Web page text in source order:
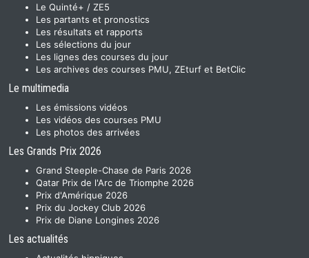
Le Quinté+ / ZE5
Les partants et pronostics
Les résultats et rapports
Les sélections du jour
Les lignes des courses du jour
Les archives des courses PMU, ZEturf et BetClic
Le multimedia
Les émissions vidéos
Les vidéos des courses PMU
Les photos des arrivées
Les Grands Prix 2026
Grand Steeple-Chase de Paris 2026
Qatar Prix de l'Arc de Triomphe 2026
Prix d'Amérique 2026
Prix du Jockey Club 2026
Prix de Diane Longines 2026
Les actualités